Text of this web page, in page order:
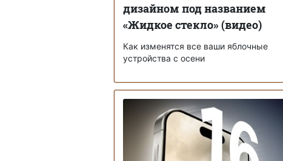
дизайном под названием
«Жидкое стекло» (видео)
Как изменятся все ваши яблочные
устройства с осени